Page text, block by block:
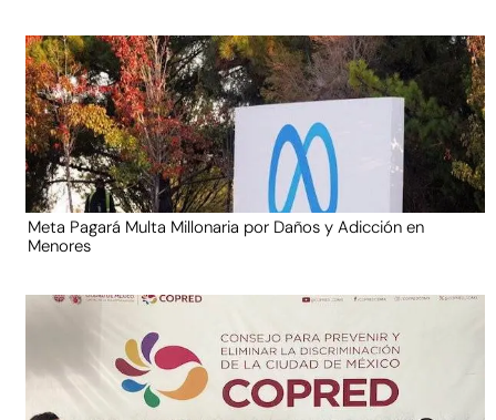
Meta Pagará Multa Millonaria por Daños y Adicción en
Menores